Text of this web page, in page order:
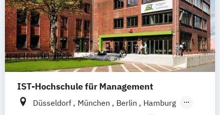
IST-Hochschule für Management
Düsseldorf München Berlin
Hamburg